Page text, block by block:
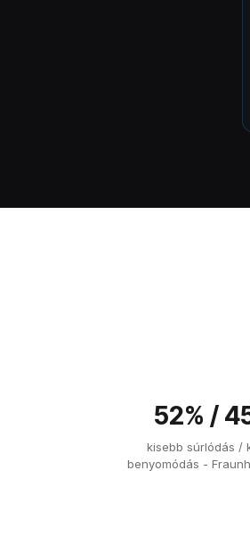
52% /
kisebb súrlódás /
benyomódás -